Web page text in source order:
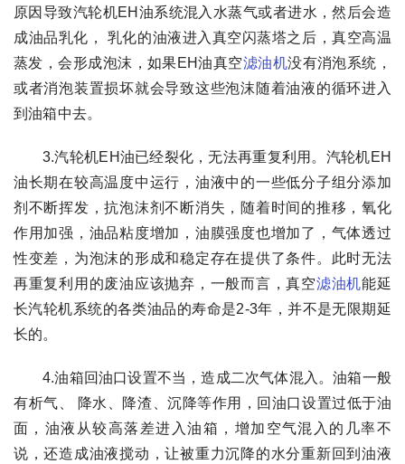
原因导致汽轮机EH油系统混入水蒸气或者进水，然后会造
成油品乳化， 乳化的油液进入真空闪蒸塔之后，真空高温
蒸发，会形成泡沫，如果EH油真空滤油机没有消泡系统，
或者消泡装置损坏就会导致这些泡沫随着油液的循环进入
到油箱中去。
3.汽轮机EH油已经裂化，无法再重复利用。汽轮机EH
油长期在较高温度中运行，油液中的一些低分子组分添加
剂不断挥发，抗泡沫剂不断消失，随着时间的推移，氧化
作用加强，油品粘度增加，油膜强度也增加了，气体透过
性变差，为泡沫的形成和稳定存在提供了条件。此时无法
再重复利用的废油应该抛弃，一般而言，真空滤油机能延
长汽轮机系统的各类油品的寿命是2-3年，并不是无限期延
长的。
4.油箱回油口设置不当，造成二次气体混入。油箱一般
有析气、 降水、降渣、沉降等作用，回油口设置过低于油
面，油液从较高落差进入油箱，增加空气混入的几率不
说，还造成油液搅动，让被重力沉降的水分重新回到油液